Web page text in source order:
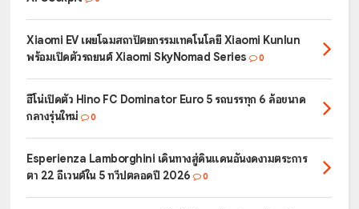
Xiaomi EV เผยโฉมสถาปัตยกรรมเทคโนโลยี Xiaomi Kunlun
พร้อมเปิดตัวรถยนต์ Xiaomi SkyNomad Series
0
ฮีโน่เปิดตัว Hino FC Dominator Euro 5 รถบรรทุก 6 ล้อขนาด
กลางรุ่นใหม่
0
Esperienza Lamborghini เดินทางสู่ดินแดนอันงดงามตระการ
ตา 22 อีเวนต์ใน 5 ทวีปตลอดปี 2026
0